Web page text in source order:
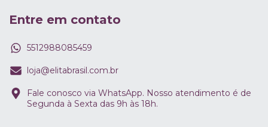
Entre em contato
5512988085459
loja@elitabrasil.com.br
Fale conosco via WhatsApp. Nosso atendimento é de
Segunda à Sexta das 9h às 18h.